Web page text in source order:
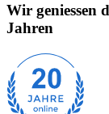
Wir geniessen
Jahren